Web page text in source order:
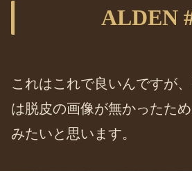
ALDEN
これはこれで良いんですが
は脱皮の画像が無かったた
みたいと思います。